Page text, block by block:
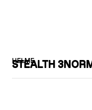
HELME
STEALTH